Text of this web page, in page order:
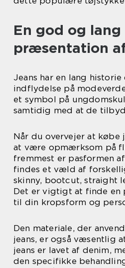
En god og lang
præsentation
Jeans har en lang
indflydelse på
et symbol på
samtidig med at de
Når du overvejer at købe
at være opmærksom på
fremmest er pasformen
findes et væld af
skinny, bootcut, straight
Det er vigtigt at finde en
til din kropsform og
Den materiale, der
jeans, er også væsentlig
jeans er lavet af denim,
den specifikke